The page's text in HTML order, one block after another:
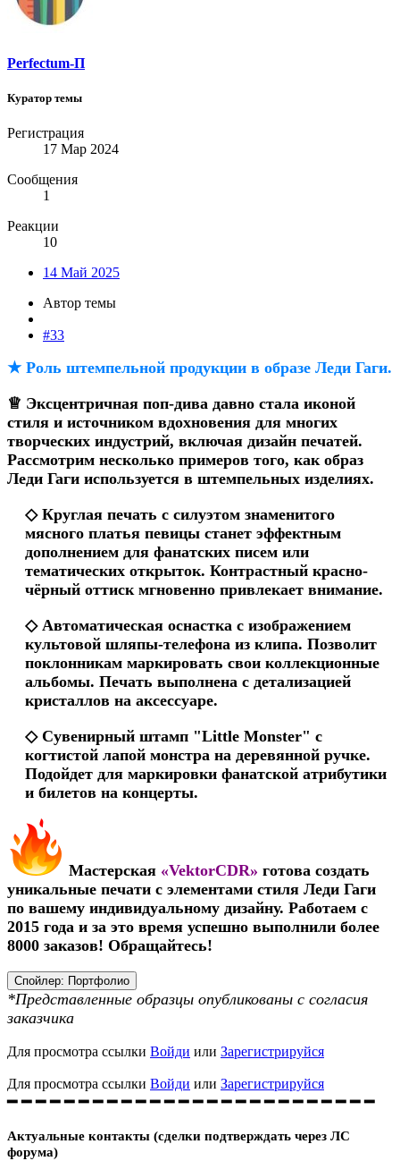
Perfectum-П
Куратор темы
Регистрация
17 Мар 2024
Сообщения
1
Реакции
10
14 Май 2025
Автор темы
#33
★ Роль штемпельной продукции в образе Леди Гаги.
♕ Эксцентричная поп-дива давно стала иконой
стиля и источником вдохновения для многих
творческих индустрий, включая дизайн печатей.
Рассмотрим несколько примеров того, как образ
Леди Гаги используется в штемпельных изделиях.
◇ Круглая печать с силуэтом знаменитого
мясного платья певицы станет эффектным
дополнением для фанатских писем или
тематических открыток. Контрастный красно-
чёрный оттиск мгновенно привлекает внимание.
◇ Автоматическая оснастка с изображением
культовой шляпы-телефона из клипа. Позволит
поклонникам маркировать свои коллекционные
альбомы. Печать выполнена с детализацией
кристаллов на аксессуаре.
◇ Сувенирный штамп "Little Monster" с
когтистой лапой монстра на деревянной ручке.
Подойдет для маркировки фанатской атрибутики
и билетов на концерты.
Мастерская «VektorCDR» готова создать
уникальные печати с элементами стиля Леди Гаги
по вашему индивидуальному дизайну. Работаем с
2015 года и за это время успешно выполнили более
8000 заказов! Обращайтесь!
Спойлер: Портфолио
*Представленные образцы опубликованы с согласия
заказчика
Для просмотра ссылки Войди или Зарегистрируйся
Для просмотра ссылки Войди или Зарегистрируйся
━ ━ ━ ━ ━ ━ ━ ━ ━ ━ ━ ━ ━ ━ ━ ━ ━ ━ ━ ━ ━ ━ ━ ━ ━ ━
Актуальные контакты (сделки подтверждать через ЛС
форума)